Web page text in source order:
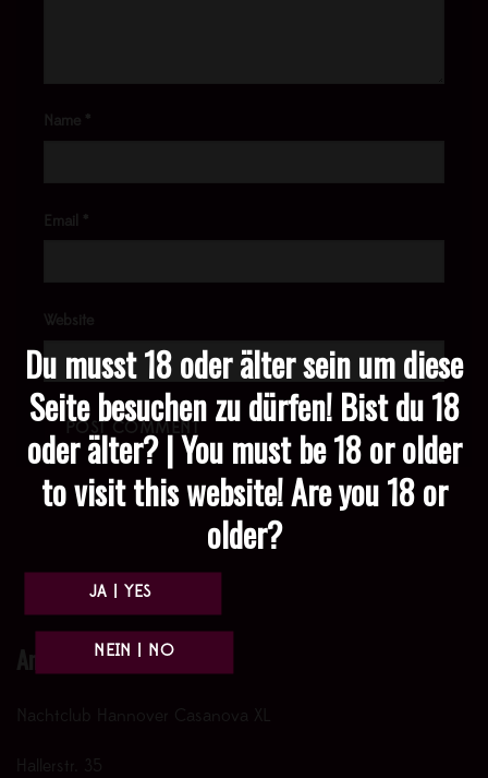
Du musst 18 oder älter sein um diese
Seite besuchen zu dürfen! Bist du 18
oder älter? | You must be 18 or older
to visit this website! Are you 18 or
older?
Name *
Email *
Website
Anfahrt
Nachtclub Hannover Casanova XL
Hallerstr. 35